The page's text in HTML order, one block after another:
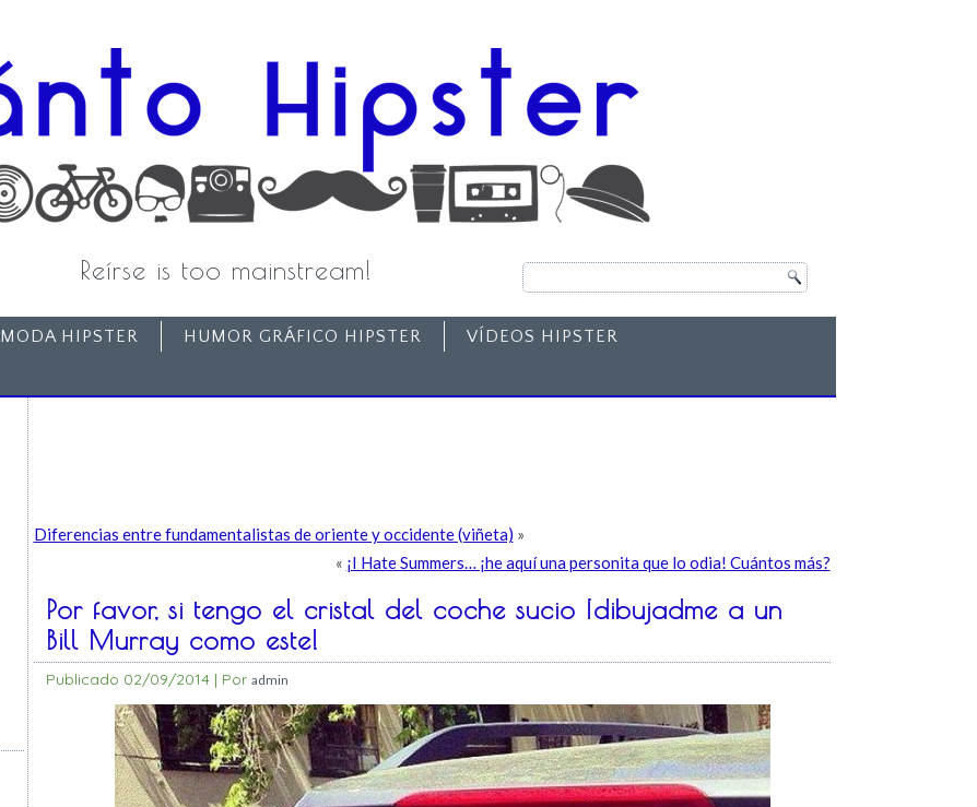
Reírse is too mainstream!
MODA HIPSTER HUMOR GRÁFICO HIPSTER
VÍDEOS HIPSTER
Diferencias entre fundamentalistas de oriente y occidente (viñeta) »
« ¡I Hate Summers… ¡he aquí una personita que lo odia! Cuántos más?
Por favor, si tengo el cristal del coche sucio ¡dibujadme a un
Bill Murray como este!
Publicado 02/09/2014| Por admin